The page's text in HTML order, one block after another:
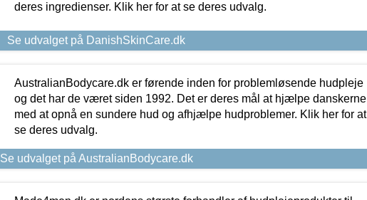
deres ingredienser. Klik her for at se deres udvalg.
Se udvalget på DanishSkinCare.dk
AustralianBodycare.dk er førende inden for problemløsende hudpleje
og det har de været siden 1992. Det er deres mål at hjælpe danskerne
med at opnå en sundere hud og afhjælpe hudproblemer. Klik her for at
se deres udvalg.
Se udvalget på AustralianBodycare.dk